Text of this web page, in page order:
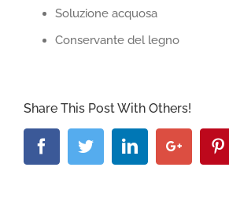
Soluzione acquosa
Conservante del legno
Share This Post With Others!
FacebookTwitterLinkedInGoogle+